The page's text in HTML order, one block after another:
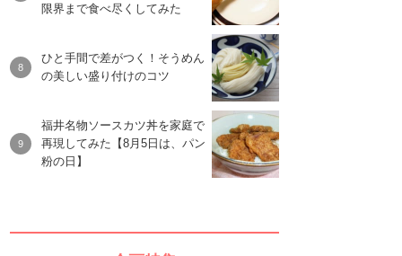
限界まで食べ尽くしてみた
ひと手間で差がつく！そうめん
の美しい盛り付けのコツ
福井名物ソースカツ丼を家庭で
再現してみた【8月5日は、パン
粉の日】